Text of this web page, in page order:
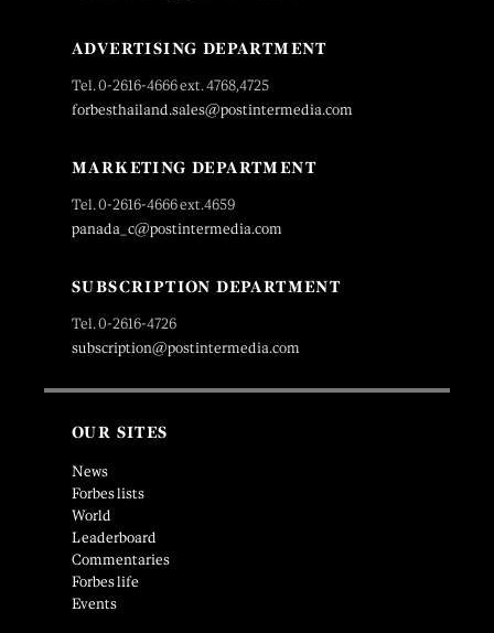
ADVERTISING DEPARTMENT
Tel. 0-2616-4666 ext. 4768,4725
forbesthailand.sales@postintermedia.com
MARKETING DEPARTMENT
Tel. 0-2616-4666 ext.4659
panada_c@postintermedia.com
SUBSCRIPTION DEPARTMENT
Tel. 0-2616-4726
subscription@postintermedia.com
OUR SITES
News
Forbes lists
World
Leaderboard
Commentaries
Forbes life
Events